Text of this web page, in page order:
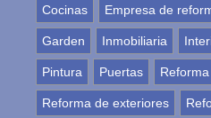
Cocinas Empresa de
Garden Inmobiliaria
Pintura Puertas
Reforma de exteriores